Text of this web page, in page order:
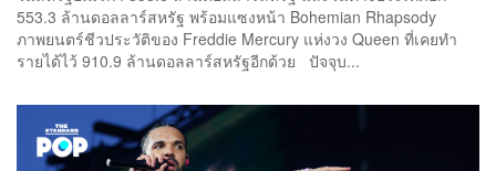
553.3 ล้านดอลลาร์สหรัฐ พร้อมแซงหน้า Bohemian Rhapsody
ภาพยนตร์ชีวประวัติของ Freddie Mercury แห่งวง Queen ที่เคยทำ
รายได้ไว้ 910.9 ล้านดอลลาร์สหรัฐอีกด้วย ปัจจุบ...